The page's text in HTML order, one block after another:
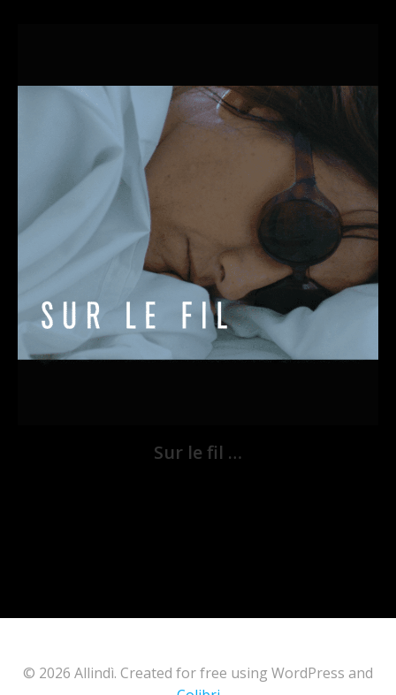
Sur le fil …
© 2026 Allindì. Created for free using WordPress and